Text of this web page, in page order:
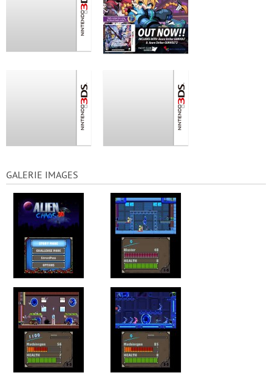
GALERIE IMAGES